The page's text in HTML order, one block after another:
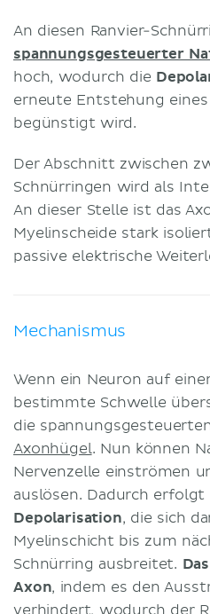
An diesen Ranvier-
spannungsgesteuerter
hoch, wodurch die
erneute Entstehung
begünstigt wird.
Der Abschnitt zwischen
Schnürringen wird als
An dieser Stelle ist das
Myelinscheide stark
passive elektrische
Mechanismus
Wenn ein Neuron auf
bestimmte Schwelle
die
Axonhügel. Nun können
Nervenzelle einströmen
auslösen. Dadurch erfolgt
Depolarisation, die sich
Myelinschicht bis zum
Schnürring ausbreitet.
Axon, indem es den
verhindert, wodurch der